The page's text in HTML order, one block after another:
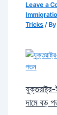
Leave a
Tricks / By
দামে বড়